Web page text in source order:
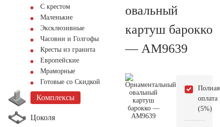
С крестом
Маленькие
Эксклюзивные
Часовни и Голгофы
Кресты из гранита
Европейские
Мраморные
Готовые со Скидкой
Комплексы
Цоколя
овальный
картуш барокко
— AM9639
Полная
оплата
(5%)